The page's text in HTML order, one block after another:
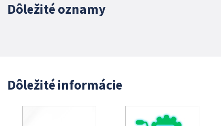
Dôležité oznamy
Dôležité informácie